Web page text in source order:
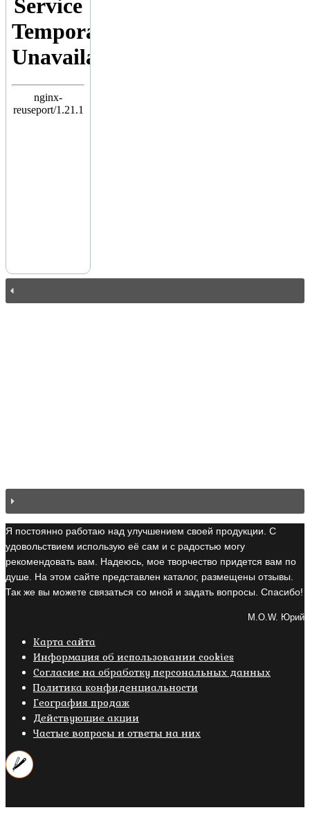
Я постоянно работаю над улучшением своей продукции. С
удовольствием использую её сам и с радостью могу
рекомендовать вам. Надеюсь, мое творчество придется вам по
душе. На этом сайте представлен каталог, размещены отзывы.
Так же вы можете связаться со мной и задать вопросы. Спасибо!
M.O.W. Юрий
Карта сайта
Информация об использовании cookies
Cогласие на обработку персональных данных
Политика конфиденциальности
География продаж
Действующие акции
Частые вопросы и ответы на них